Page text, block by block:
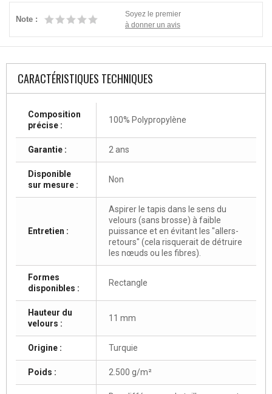
Note :
Soyez le premier
à donner un avis
CARACTÉRISTIQUES TECHNIQUES
Composition
précise :
100% Polypropylène
Garantie : 2 ans
Disponible
sur mesure :
Non
Entretien :
Aspirer le tapis dans le sens du
velours (sans brosse) à faible
puissance et en évitant les "allers-
retours" (cela risquerait de détruire
les nœuds ou les fibres).
Formes
disponibles :
Rectangle
Hauteur du
velours :
11 mm
Origine : Turquie
Poids : 2.500 g/m²